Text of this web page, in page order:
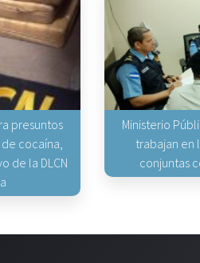
presuntos
cocaína,
de la DLCN
Ministerio
trabajan en
conjuntas